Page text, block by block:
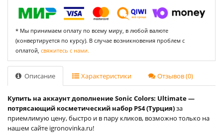
* Мы принимаем оплату по всему миру, в любой валюте
(конвертируется по курсу). В случае возникновения проблем с
оплатой, свяжитесь с нами.
Описание Характеристики Отзывов (0)
Купить на аккаунт дополнение Sonic Colors: Ultimate —
потрясающий косметический набор PS4 (Турция)за
приемлимую цену, быстро и в пару кликов, возможно только на
нашем сайте igronovinka.ru!